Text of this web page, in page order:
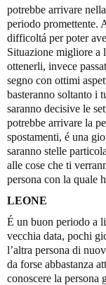
potrebbe arrivare
periodo promettente.
difficoltá per poter
Situazione migliore a
ottenerli, invece
segno con ottimi
basteranno soltanto i
saranno decisive le
potrebbe arrivare la
spostamenti, é una
saranno stelle
alle cose che ti
persona con la quale
LEONE
É un buon periodo a
vecchia data, pochi
l’altra persona di
da forse abbastanza
conoscere la persona